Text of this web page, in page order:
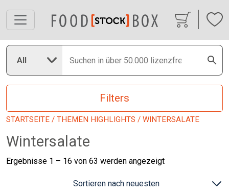
All
Filters
STARTSEITE / THEMEN HIGHLIGHTS / WINTERSALATE
Wintersalate
Ergebnisse 1 – 16 von 63 werden angezeigtNach